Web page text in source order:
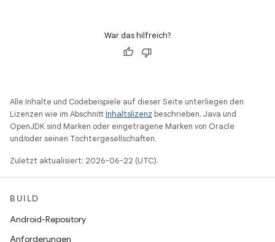
War das hilfreich?
Alle Inhalte und Codebeispiele auf dieser Seite unterliegen den
Lizenzen wie im AbschnittInhaltslizenz beschrieben. Java und
OpenJDK sind Marken oder eingetragene Marken von Oracle
und/oder seinen Tochtergesellschaften.
Zuletzt aktualisiert: 2026-06-22 (UTC).
BUILD
Android-Repository
Anforderungen